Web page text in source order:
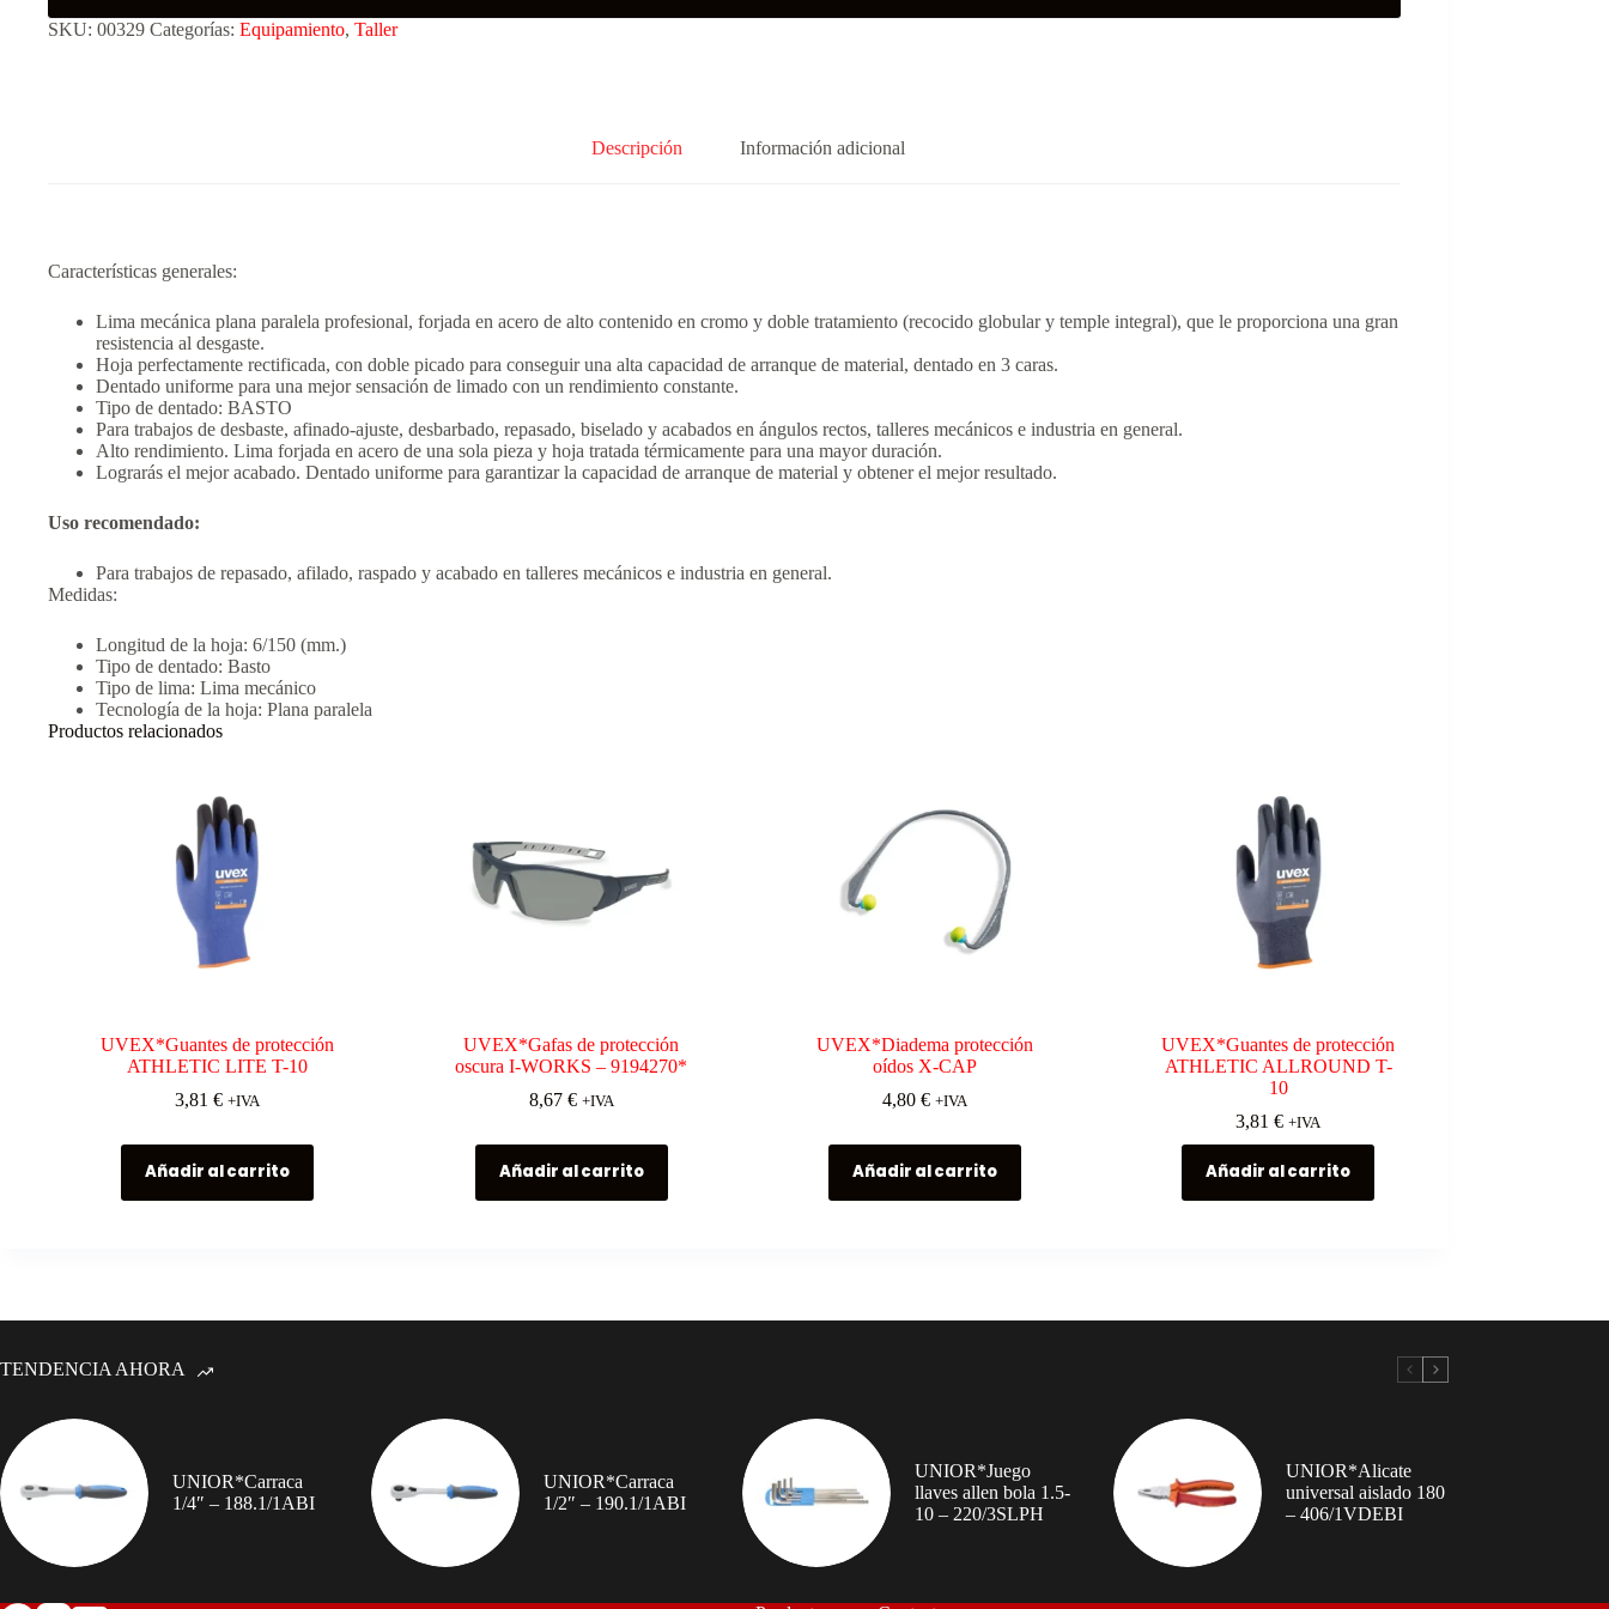
SKU: 00329 Categorías: Equipamiento, Taller
Descripción Información adicional
Características generales:
Lima mecánica plana paralela profesional, forjada en acero de alto contenido en cromo y doble tratamiento (recocido globular y temple integral), que le proporciona una gran
resistencia al desgaste.
Hoja perfectamente rectificada, con doble picado para conseguir una alta capacidad de arranque de material, dentado en 3 caras.
Dentado uniforme para una mejor sensación de limado con un rendimiento constante.
Tipo de dentado: BASTO
Para trabajos de desbaste, afinado-ajuste, desbarbado, repasado, biselado y acabados en ángulos rectos, talleres mecánicos e industria en general.
Alto rendimiento. Lima forjada en acero de una sola pieza y hoja tratada térmicamente para una mayor duración.
Lograrás el mejor acabado. Dentado uniforme para garantizar la capacidad de arranque de material y obtener el mejor resultado.
Uso recomendado:
Para trabajos de repasado, afilado, raspado y acabado en talleres mecánicos e industria en general.
Medidas:
Longitud de la hoja: 6/150 (mm.)
Tipo de dentado: Basto
Tipo de lima: Lima mecánico
Tecnología de la hoja: Plana paralela
Productos relacionados
UVEX*Guantes de protección
ATHLETIC LITE T-10
3,81€ +IVA
Añadir al carrito
UVEX*Gafas de protección
oscura I-WORKS – 9194270*
8,67 € +IVA
Añadir al carrito
UVEX*Diadema protección
oídos X-CAP
4,80 € +IVA
Añadir al carrito
UVEX*Guantes de protección
ATHLETIC ALLROUND T-
10
3,81€ +IVA
Añadir al carrito
TENDENCIA AHORA
UNIOR*Carraca
1/4″ – 188.1/1ABI
UNIOR*Carraca
1/2″ – 190.1/1ABI
UNIOR*Juego
llaves allen bola 1.5-
10 – 220/3SLPH
UNIOR*Alicate
universal aislado 180
– 406/1VDEBI